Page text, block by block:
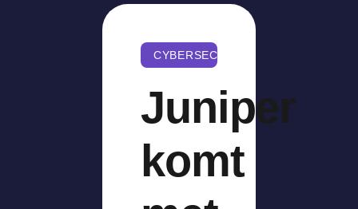
CYBERSECURITY
Juniper
komt